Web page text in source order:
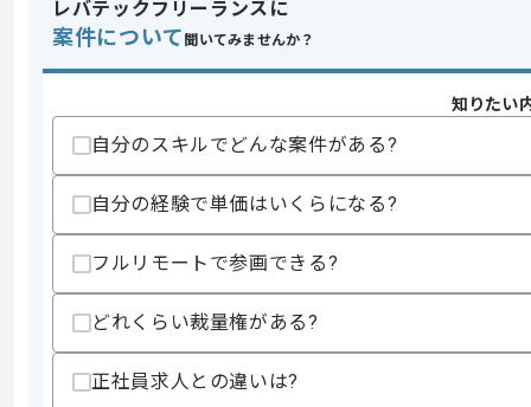
・営業経験
精算・お支払い
精算条件
有
精算基準時間
レバテックフリーランスに
案件について 聞いてみませんか？
知りたい
自分のスキルでどんな案件がある?
自分の経験で単価はいくらになる?
フルリモートで参画できる?
どれくらい裁量権がある?
正社員求人との違いは?